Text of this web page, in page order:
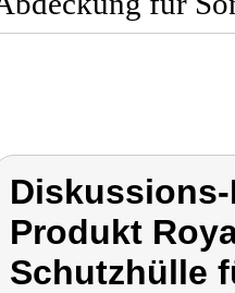
Produkt
Schutzhülle